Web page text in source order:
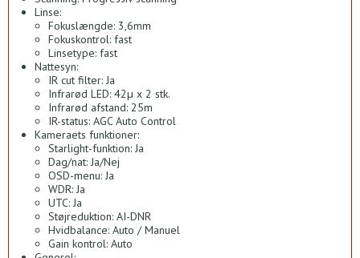
Linse:
Fokuslængde: 3,6mm
Fokuskontrol: fast
Linsetype: fast
Nattesyn:
IR cut filter: Ja
Infrarød LED: 42µ x 2 stk.
Infrarød afstand: 25m
IR-status: AGC Auto Control
Kameraets funktioner:
Starlight-funktion: Ja
Dag/nat: Ja/Nej
OSD-menu: Ja
WDR: Ja
UTC: Ja
Støjreduktion: AI-DNR
Hvidbalance: Auto / Manuel
Gain kontrol: Auto